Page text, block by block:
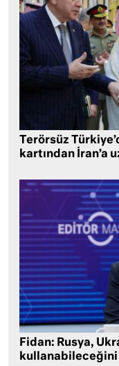
Terörsüz
kartından İran’a
Fidan: Rusya,